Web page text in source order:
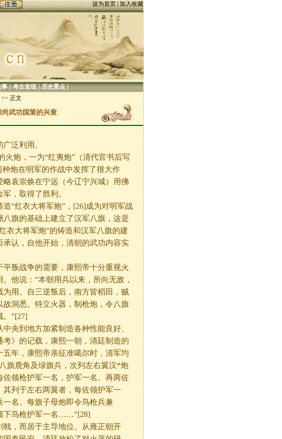
设为首页| 加入收藏
事|考古发现|历史景点|
>> 正文
武功国策的兴衰
泛利用。
火炮，一为“红夷炮”（清代官书后写
炮在明军的作战中发挥了很大作
略袁崇焕在宁远（今辽宁兴城）用佛
，取得了胜利。
造“红衣大将军炮”， [26]成为对明军战
旗的基础上建立了汉军八旗，这是
衣大将军炮”的铸造和汉军八旗的建
认，自他开始，清朝的武功内容实
叛战争的需要，康熙帝十分重视火
他说：“本朝用兵以来，所向无敌，
用。自三逆叛后，南方皆稻田，贼
故洞悉。特立火器，制枪炮，令八旗
。”[27]
央到地方加紧制造各种性能良好、
》的记载，康熙一朝，清廷制造的
年，康熙帝亲征准噶尔时，清军均
旗鹿角及绿旗兵，次列左右翼汉*炮
领枪护军一名，护军一名。再两佐
列于左右两翼者，每佐领护军一
名。每旗子母炮即令鸟枪兵兼
下鸟枪护军一名……”[28]
，而居于主导地位。从雍正朝开